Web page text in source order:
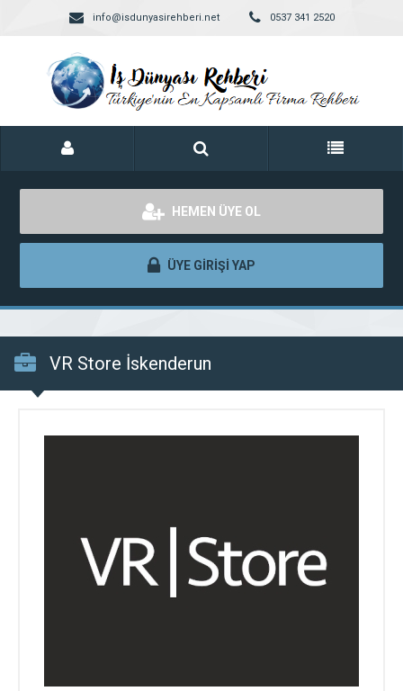
info@isdunyasirehberi.net 0537 341 2520
HEMEN ÜYE OL
ÜYE GİRİŞİ YAP
VR Store İskenderun